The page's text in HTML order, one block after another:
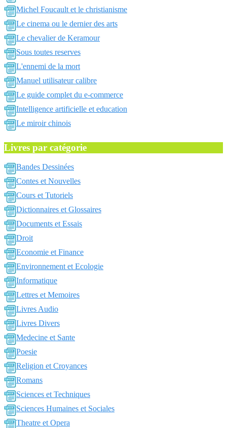
Michel Foucault et le christianisme
Le cinema ou le dernier des arts
Le chevalier de Keramour
Sous toutes reserves
L'ennemi de la mort
Manuel utilisateur calibre
Le guide complet du e-commerce
Intelligence artificielle et education
Le miroir chinois
Livres par catégorie
Bandes Dessinées
Contes et Nouvelles
Cours et Tutoriels
Dictionnaires et Glossaires
Documents et Essais
Droit
Economie et Finance
Environnement et Ecologie
Informatique
Lettres et Memoires
Livres Audio
Livres Divers
Medecine et Sante
Poesie
Religion et Croyances
Romans
Sciences et Techniques
Sciences Humaines et Sociales
Theatre et Opera